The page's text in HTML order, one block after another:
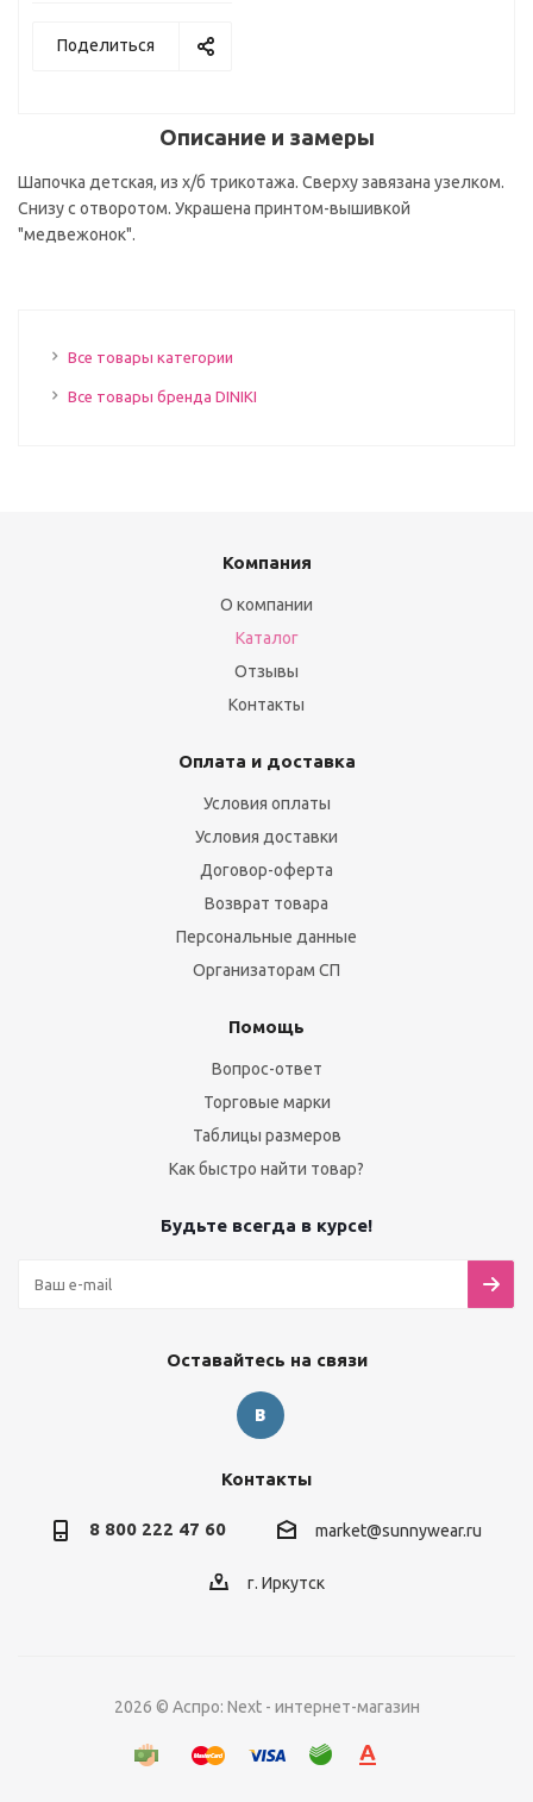
Поделиться
Описание и замеры
Шапочка детская, из х/б трикотажа. Сверху завязана узелком.
Снизу с отворотом. Украшена принтом-вышивкой
"медвежонок".
Все товары категории
Все товары бренда DINIKI
Компания
О компании
Каталог
Отзывы
Контакты
Оплата и доставка
Условия оплаты
Условия доставки
Договор-оферта
Возврат товара
Персональные данные
Организаторам СП
Помощь
Вопрос-ответ
Торговые марки
Таблицы размеров
Как быстро найти товар?
Будьте всегда в курсе!
Оставайтесь на связи
Контакты
8 800 222 47 60 market@sunnywear.ru
г. Иркутск
2026 © Аспро: Next - интернет-магазин